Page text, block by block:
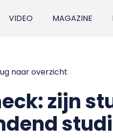
VIDEO MAGAZINE
naar overzicht
zijn